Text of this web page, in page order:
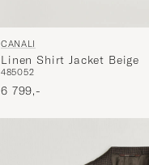
CANALI
Linen Shirt Jacket Beige
485052
6 799,-